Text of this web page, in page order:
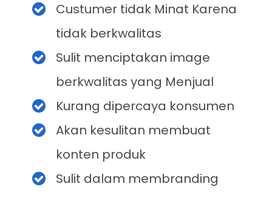
Custumer tidak Minat Karena
tidak berkwalitas
Sulit menciptakan image
berkwalitas yang Menjual
Kurang dipercaya konsumen
Akan kesulitan membuat
konten produk
Sulit dalam membranding